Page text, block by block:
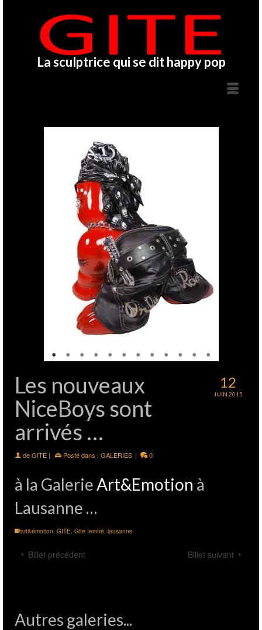
La sculptrice qui se dit happy pop
12
JUIN 2015
Les nouveaux
NiceBoys sont
arrivés …
deGITE | Posté dans : GALERIES | 0
à la GalerieArt&Emotion à
Lausanne …
art&émotion, GITE, Gite Iemfré, lausanne
Billet précédent Billet suivant
Autres galeries...